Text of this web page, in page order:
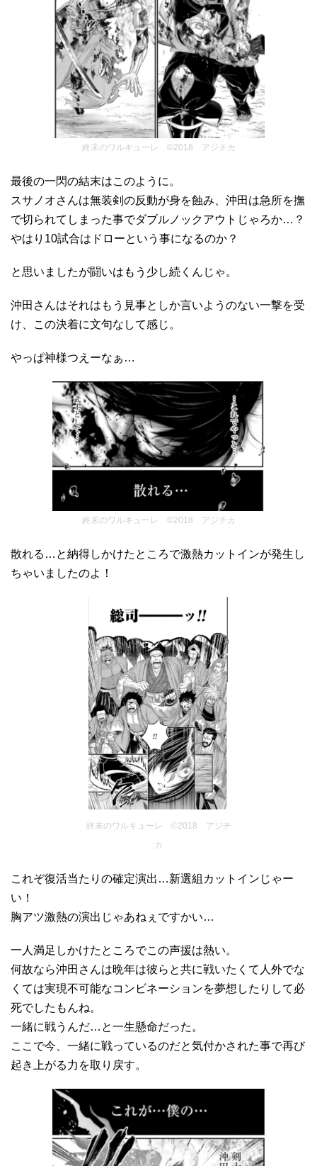
終末のワルキューレ ©2018 アジチカ
最後の一閃の結末はこのように。
スサノオさんは無装剣の反動が身を蝕み、沖田は急所を撫
で切られてしまった事でダブルノックアウトじゃろか…？
やはり10試合はドローという事になるのか？
と思いましたが闘いはもう少し続くんじゃ。
沖田さんはそれはもう見事としか言いようのない一撃を受
け、この決着に文句なして感じ。
やっぱ神様つえーなぁ…
終末のワルキューレ ©2018 アジチカ
散れる…と納得しかけたところで激熱カットインが発生し
ちゃいましたのよ！
終末のワルキューレ ©2018 アジチ
カ
これぞ復活当たりの確定演出…新選組カットインじゃー
い！
胸アツ激熱の演出じゃあねぇですかい…
一人満足しかけたところでこの声援は熱い。
何故なら沖田さんは晩年は彼らと共に戦いたくて人外でな
くては実現不可能なコンビネーションを夢想したりして必
死でしたもんね。
一緒に戦うんだ…と一生懸命だった。
ここで今、一緒に戦っているのだと気付かされた事で再び
起き上がる力を取り戻す。